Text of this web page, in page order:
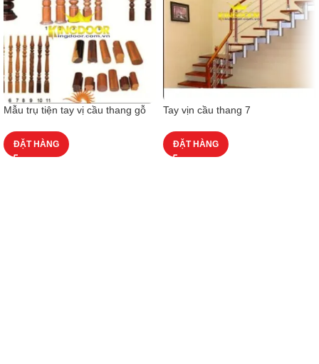
Mẫu trụ tiện tay vị cầu thang gỗ
ĐẶT HÀNG
Tay vịn cầu thang 7
ĐẶT HÀNG